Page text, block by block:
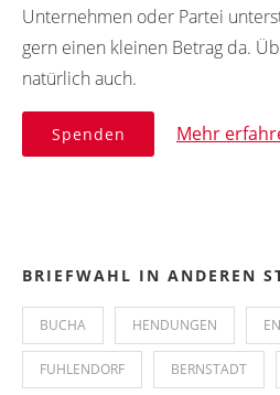
Unternehmen oder Partei
gern einen kleinen Betrag da.
natürlich auch.
Spenden Mehr
BRIEFWAHL IN ANDEREN
BUCHA HENDUNGEN
FUHLENDORF BERNSTADT